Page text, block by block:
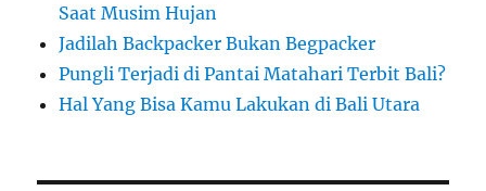
Saat Musim Hujan
Jadilah Backpacker Bukan Begpacker
Pungli Terjadi di Pantai Matahari Terbit Bali?
Hal Yang Bisa Kamu Lakukan di Bali Utara